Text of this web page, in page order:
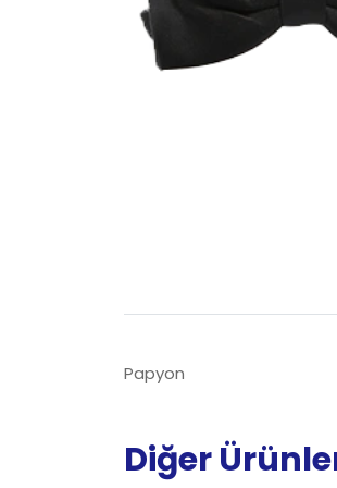
Papyon
Diğer